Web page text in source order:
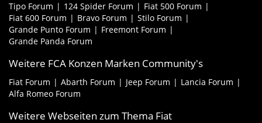
Tipo Forum 124 Spider Forum
Fiat 500 Forum
Fiat 600 Forum
Bravo Forum
Stilo Forum
Grande Punto Forum
Freemont Forum
Grande Panda Forum
Weitere FCA Konzen Marken Community's
Fiat Forum Abarth Forum Jeep Forum
Lancia Forum
Alfa Romeo Forum
Weitere Webseiten zum Thema Fiat